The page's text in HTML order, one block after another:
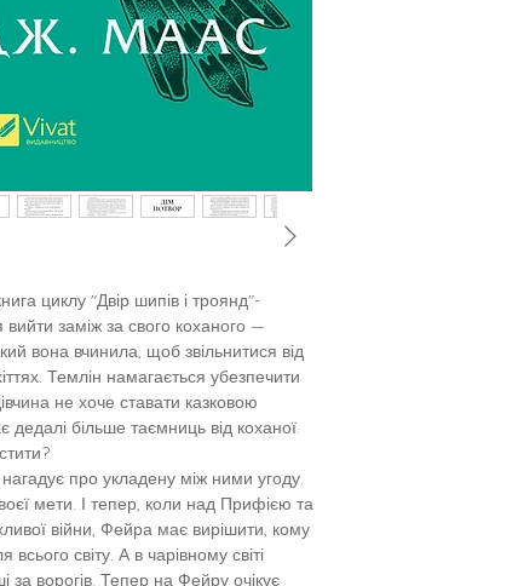
циклу "Двір шипів і троянд"-
вийти заміж за свого коханого —
вона вчинила, щоб звільнитися від
Темлін намагається убезпечити
не хоче ставати казковою
більше таємниць від коханої.
про укладену між ними угоду.
мети. І тепер, коли над Прифією та
війни, Фейра має вирішити, кому
всього світу. А в чарівному світі
за ворогів. Тепер на Фейру очікує